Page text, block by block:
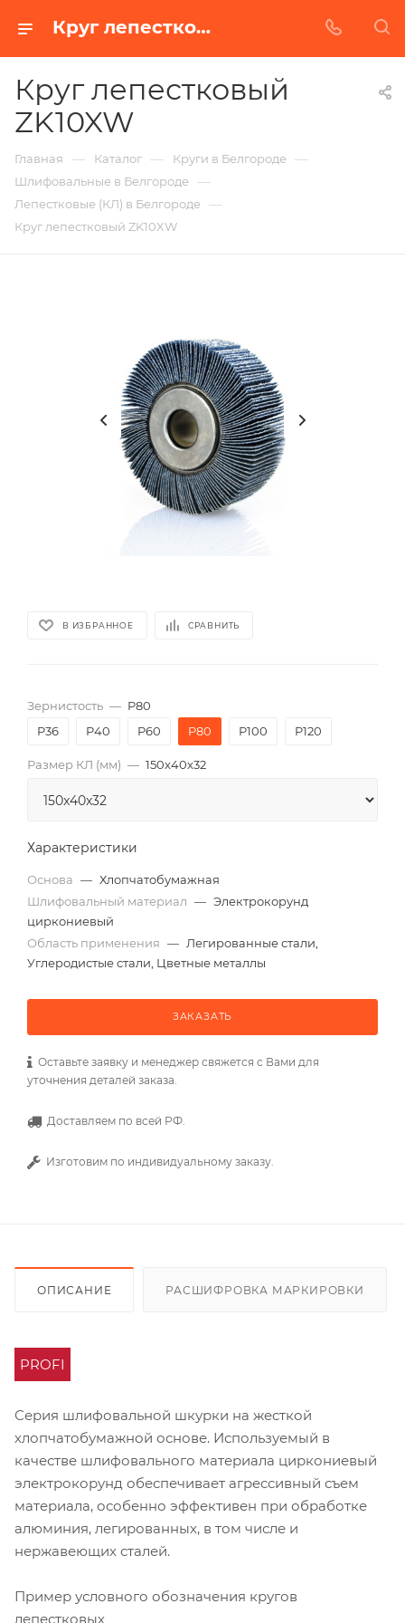
Круг лепестковый ZK10XW в Белгороде | Купить по недорогой цене от Абразивного Завода
Круг лепестковый
ZK10XW
Главная — Каталог — Круги в Белгороде —
Шлифовальные в Белгороде —
Лепестковые (КЛ) в Белгороде —
Круг лепестковый ZK10XW
В ИЗБРАННОЕ СРАВНИТЬ
Зернистость — P80
P36
P40 P60 P80 P100 P120
Размер КЛ (мм) — 150x40x32
Характеристики
Основа — Хлопчатобумажная
Шлифовальный материал — Электрокорунд
циркониевый
Область применения — Легированные стали,
Углеродистые стали, Цветные металлы
ЗАКАЗАТЬ
Оставьте заявку и менеджер свяжется с Вами для
уточнения деталей заказа.
Доставляем по всей РФ.
Изготовим по индивидуальному заказу.
ОПИСАНИЕ РАСШИФРОВКА МАРКИРОВКИ
PROFI
Серия шлифовальной шкурки на жесткой
хлопчатобумажной основе. Используемый в
качестве шлифовального материала циркониевый
электрокорунд обеспечивает агрессивный съем
материала, особенно эффективен при обработке
алюминия, легированных, в том числе и
нержавеющих сталей.
Пример условного обозначения кругов
лепестковых